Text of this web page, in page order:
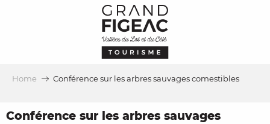
Home Conférence sur les arbres sauvages comestibles
Conférence sur les arbres sauvages